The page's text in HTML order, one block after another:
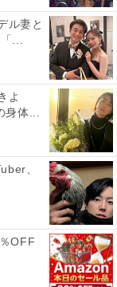
ル妻と
...
よ
身体...
、
OFF